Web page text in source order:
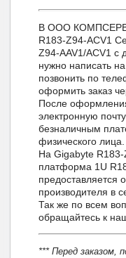
В ООО
R183-Z94-ACV1
Z94-AAV1/ACV1 с
нужно написать
позвонить по
оформить заказ
После
электронную
безналичным
физического лица.
На Gigabyte
платформа 1U
предоставляется
производителя в
Так же по всем
обращайтесь к
*** Перед заказом,